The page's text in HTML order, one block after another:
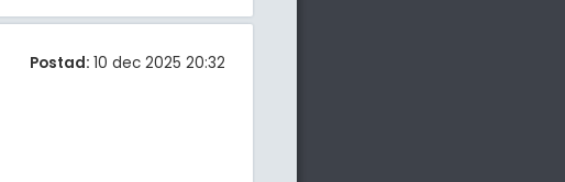
Postad: 10 dec 2025 20:32